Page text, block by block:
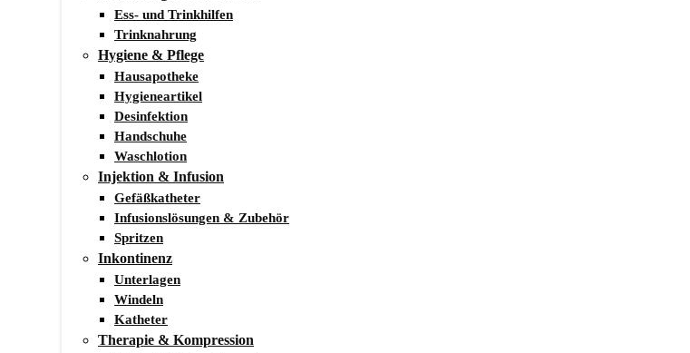
Ess- und Trinkhilfen
Trinknahrung
Hygiene & Pflege
Hausapotheke
Hygieneartikel
Desinfektion
Handschuhe
Waschlotion
Injektion & Infusion
Gefäßkatheter
Infusionslösungen & Zubehör
Spritzen
Inkontinenz
Unterlagen
Windeln
Katheter
Therapie & Kompression